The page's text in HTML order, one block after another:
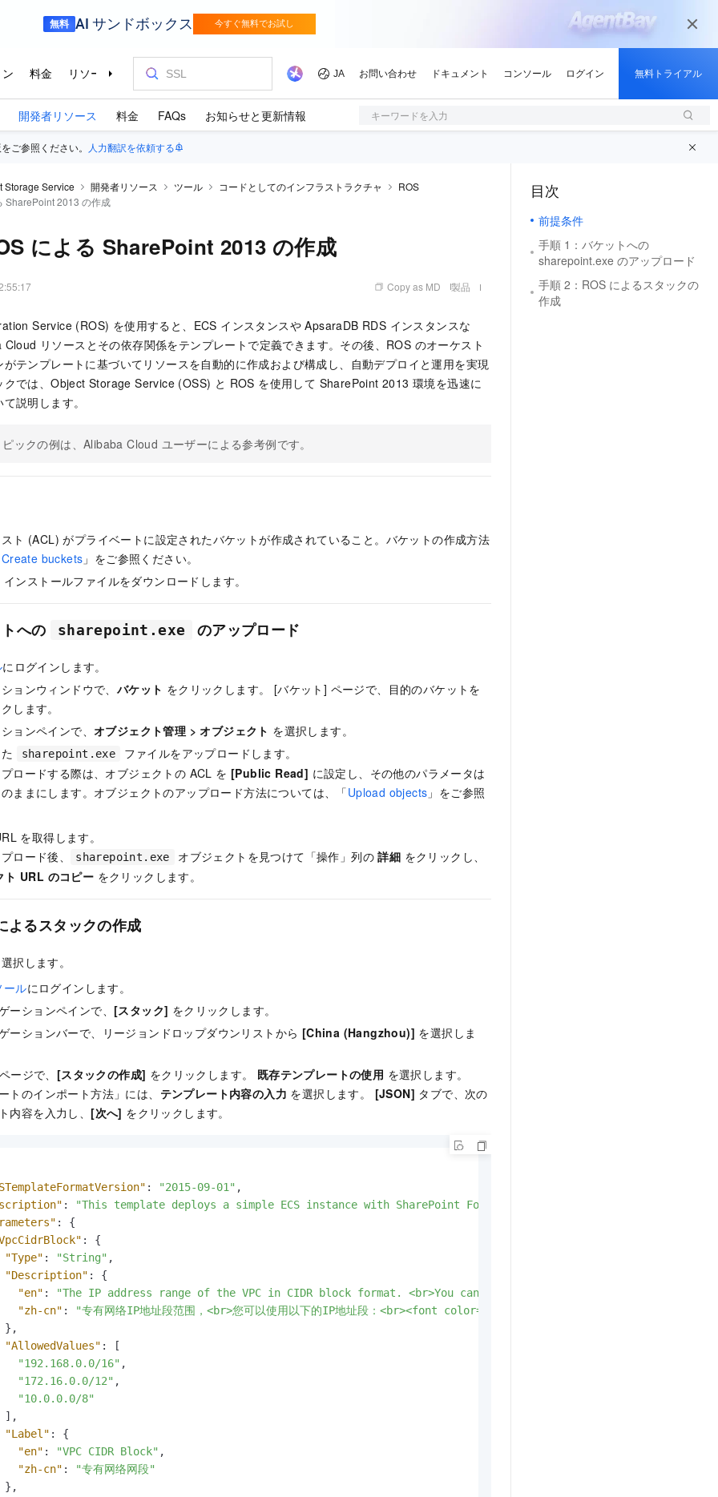
開発者リソース 料金 FAQs お知らせと更新情報 キーワードを入力
ご参照ください。 人力翻訳を依頼する
Storage Service 開発者リソース ツール コードとしてのインフラストラクチャ
ROS
SharePoint 2013 の作成
による SharePoint 2013 の作成
Copy as MD 製品
Service (ROS) を使用すると、ECS インスタンスや ApsaraDB RDS インスタンスな
リソースとその依存関係をテンプレートで定義できます。その後、ROS のオーケスト
テンプレートに基づいてリソースを自動的に作成および構成し、自動デプロイと運用を実現
クでは、Object Storage Service (OSS) と ROS を使用して SharePoint 2013 環境を迅速に
説明します。
ックの例は、Alibaba Cloud ユーザーによる参考例です。
ト (ACL) がプライベートに設定されたバケットが作成されていること。バケットの作成方法
Create buckets 」をご参照ください。
インストールファイルをダウンロードします。
への sharepoint.exe のアップロード
にログインします。
ョンウィンドウで、 バケット をクリックします。 [バケット] ページで、目的のバケットを
します。
ョンペインで、 オブジェクト管理 >オブジェクト を選択します。
sharepoint.exe
ファイルをアップロードします。
ロードする際は、オブジェクトの ACL を [Public Read] に設定し、その他のパラメータは
ままにします。オブジェクトのアップロード方法については、「Upload objects 」をご参照
を取得します。
ロード後、
sharepoint.exe オブジェクトを見つけて「操作」列の詳細 をクリックし、
ト URL のコピー をクリックします。
よるスタックの作成
択します。
ールにログインします。
ーションペインで、 [スタック] をクリックします。
ーションバーで、リージョンドロップダウンリストから [China (Hangzhou)] を選択しま
ージで、 [スタックの作成] をクリックします。 既存テンプレートの使用 を選択します。
トのインポート方法」には、 テンプレート内容の入力 を選択します。 [JSON] タブで、次の
内容を入力し、 [次へ] をクリックします。
: "2015-09-01" ,
:
"This template deploys a simple ECS instance with SharePoint Foundation 2013. The default image is
:
{
:
{
"Type" : "String" ,
"Description" :
{
"en" :
"The IP address range of the VPC in CIDR block format. <br>You can use one of the following IP
"zh-cn" :
"专有网络IP地址段范围，<br>您可以使用以下的IP地址段：<br><font color='green'>[10.0.0.0/8]</
} ,
"AllowedValues" :
[
"192.168.0.0/16" ,
"172.16.0.0/12" ,
"10.0.0.0/8"
] ,
"Label" :
{
"en" : "VPC CIDR Block" ,
"zh-cn" :
"专有网络网段"
} ,
目次
前提条件
手順 1：バケットへの
sharepoint.exe のアップロード
手順 2：ROS によるスタックの
作成